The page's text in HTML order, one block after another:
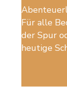
Für alle
der Spur
heutige